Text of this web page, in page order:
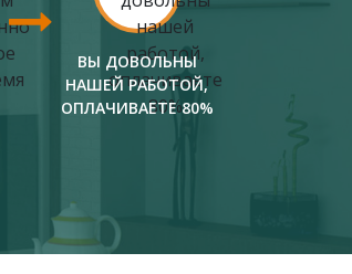
ВЫ ДОВОЛЬНЫ
НАШЕЙ РАБОТОЙ,
ОПЛАЧИВАЕТЕ 80%